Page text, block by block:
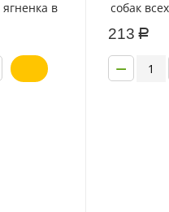
в
собак
печени в
213 Р
−